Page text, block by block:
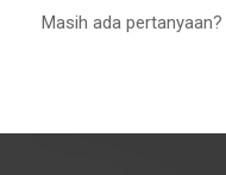
Masih ada pertanyaan?